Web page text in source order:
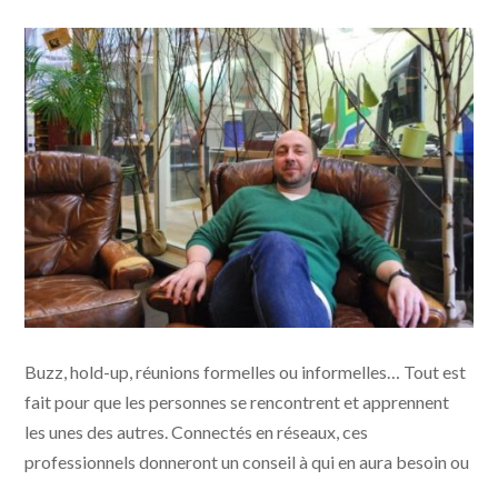
Buzz, hold-up, réunions formelles ou informelles… Tout est
fait pour que les personnes se rencontrent et apprennent
les unes des autres. Connectés en réseaux, ces
professionnels donneront un conseil à qui en aura besoin ou